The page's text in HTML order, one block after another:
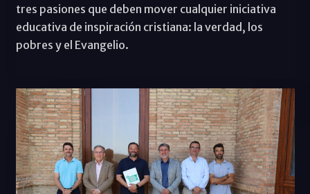
tres pasiones que deben mover cualquier iniciativa
educativa de inspiración cristiana: la verdad, los
pobres y el Evangelio.